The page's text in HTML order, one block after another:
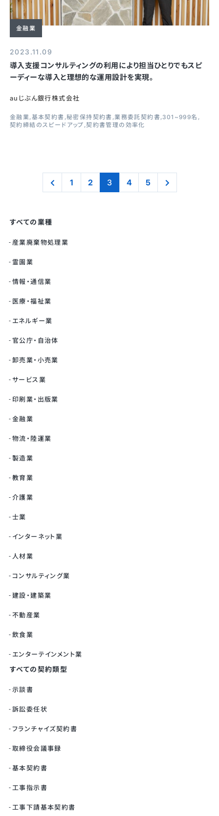
金融業
2023.11.09
導入支援コンサルティングの利用により担当ひとりでもスピ
ーディーな導入と理想的な運用設計を実現。
auじぶん銀行株式会社
金融業 基本契約書 秘密保持契約書 業務委託契約書 301~999名
契約締結のスピードアップ 契約書管理の効率化
1 2 3 4 5
すべての業種
産業廃棄物処理業
霊園業
情報・通信業
医療・福祉業
エネルギー業
官公庁・自治体
卸売業・小売業
サービス業
印刷業・出版業
金融業
物流・陸運業
製造業
教育業
介護業
士業
インターネット業
人材業
コンサルティング業
建設・建築業
不動産業
飲食業
エンターテインメント業
すべての契約類型
示談書
訴訟委任状
フランチャイズ契約書
取締役会議事録
基本契約書
工事指示書
工事下請基本契約書